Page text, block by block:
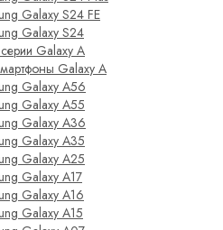
Galaxy S24 FE
Galaxy S24
Galaxy A
Galaxy A
Galaxy A56
Galaxy A55
Galaxy A36
Galaxy A35
Galaxy A25
Galaxy A17
Galaxy A16
Galaxy A15